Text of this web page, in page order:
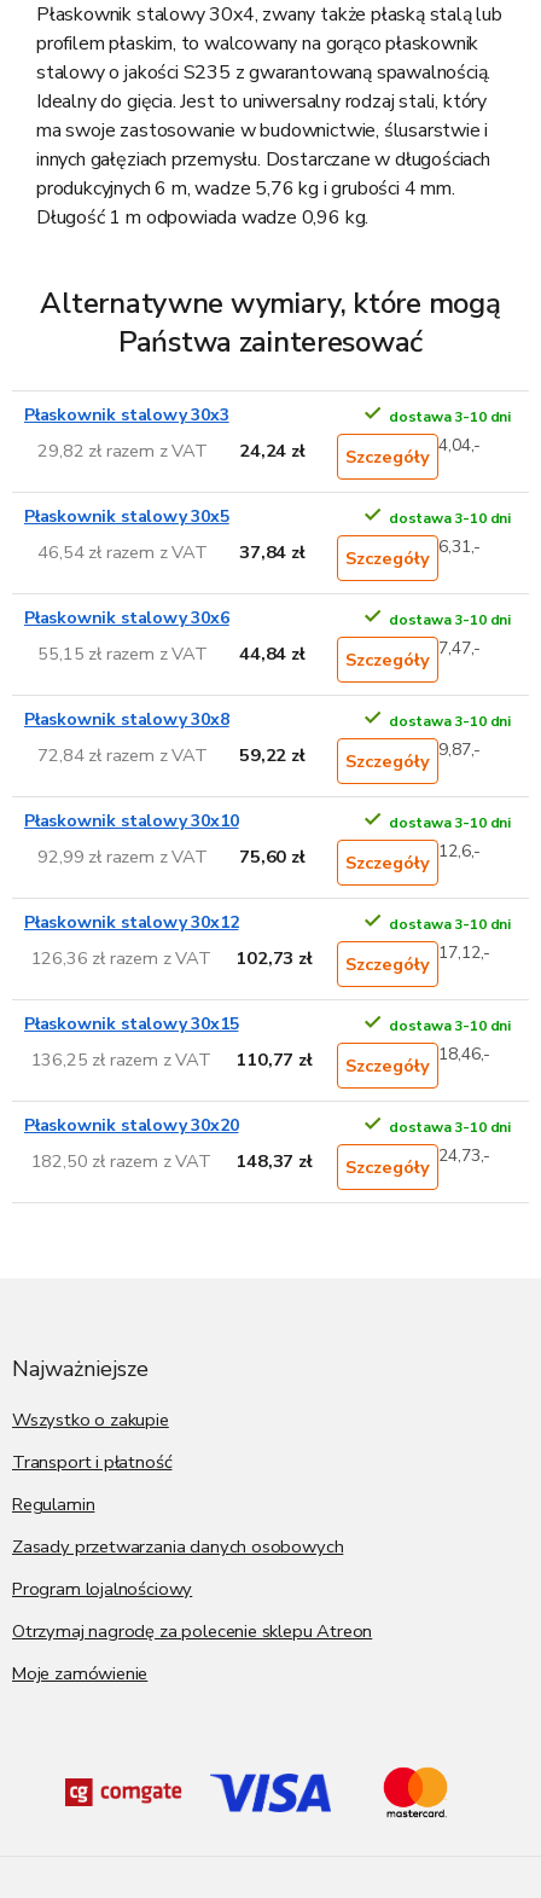
Płaskownik stalowy 30x4, zwany także płaską stalą lub
profilem płaskim, to walcowany na gorąco płaskownik
stalowy o jakości S235 z gwarantowaną spawalnością.
Idealny do gięcia. Jest to uniwersalny rodzaj stali, który
ma swoje zastosowanie w budownictwie, ślusarstwie i
innych gałęziach przemysłu. Dostarczane w długościach
produkcyjnych 6 m, wadze 5,76 kg i grubości 4 mm.
Długość 1 m odpowiada wadze 0,96 kg.
Alternatywne wymiary, które mogą
Państwa zainteresować
Płaskownik stalowy 30x3 dostawa 3-10 dni
29,82 zł razem z VAT 24,24 zł Szczegóły 4,04,-
Płaskownik stalowy 30x5 dostawa 3-10 dni
46,54 zł razem z VAT 37,84 zł Szczegóły 6,31,-
Płaskownik stalowy 30x6 dostawa 3-10 dni
55,15 zł razem z VAT 44,84 zł Szczegóły 7,47,-
Płaskownik stalowy 30x8 dostawa 3-10 dni
72,84 zł razem z VAT 59,22 zł Szczegóły 9,87,-
Płaskownik stalowy 30x10 dostawa 3-10 dni
92,99 zł razem z VAT 75,60 zł Szczegóły 12,6,-
Płaskownik stalowy 30x12 dostawa 3-10 dni
126,36 zł razem z VAT 102,73 zł Szczegóły 17,12,-
Płaskownik stalowy 30x15 dostawa 3-10 dni
136,25 zł razem z VAT 110,77 zł Szczegóły 18,46,-
Płaskownik stalowy 30x20 dostawa 3-10 dni
182,50 zł razem z VAT 148,37 zł Szczegóły 24,73,-
Najważniejsze
Wszystko o zakupie
Transport i płatność
Regulamin
Zasady przetwarzania danych osobowych
Program lojalnościowy
Otrzymaj nagrodę za polecenie sklepu Atreon
Moje zamówienie